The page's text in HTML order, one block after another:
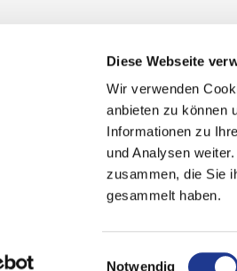
Diese Webseite
Wir verwenden
anbieten zu können
Informationen zu
und Analysen
zusammen, die Sie
gesammelt haben.
Einwilligungsauswahl
Notwendig
RINGE, ROLLEN, ZAHNRÄDER, WELLEN